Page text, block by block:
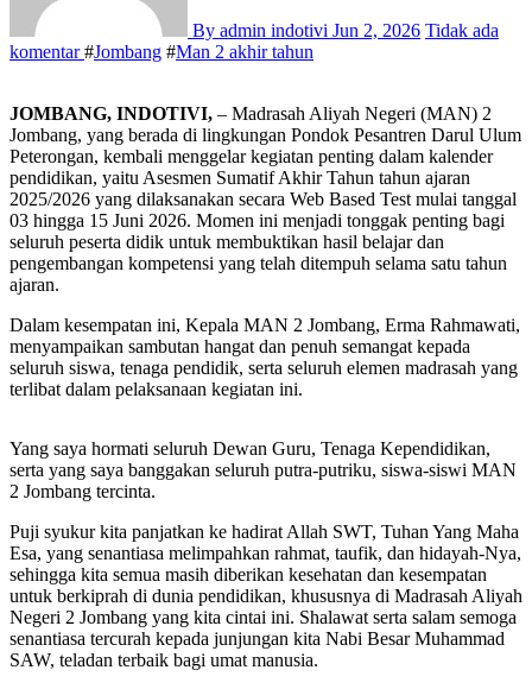
By admin indotivi Jun 2, 2026 Tidak ada
komentar#Jombang #Man 2 akhir tahun
JOMBANG, INDOTIVI, – Madrasah Aliyah Negeri (MAN) 2
Jombang, yang berada di lingkungan Pondok Pesantren Darul Ulum
Peterongan, kembali menggelar kegiatan penting dalam kalender
pendidikan, yaitu Asesmen Sumatif Akhir Tahun tahun ajaran
2025/2026 yang dilaksanakan secara Web Based Test mulai tanggal
03 hingga 15 Juni 2026. Momen ini menjadi tonggak penting bagi
seluruh peserta didik untuk membuktikan hasil belajar dan
pengembangan kompetensi yang telah ditempuh selama satu tahun
ajaran.
Dalam kesempatan ini, Kepala MAN 2 Jombang, Erma Rahmawati,
menyampaikan sambutan hangat dan penuh semangat kepada
seluruh siswa, tenaga pendidik, serta seluruh elemen madrasah yang
terlibat dalam pelaksanaan kegiatan ini.
Yang saya hormati seluruh Dewan Guru, Tenaga Kependidikan,
serta yang saya banggakan seluruh putra-putriku, siswa-siswi MAN
2 Jombang tercinta.
Puji syukur kita panjatkan ke hadirat Allah SWT, Tuhan Yang Maha
Esa, yang senantiasa melimpahkan rahmat, taufik, dan hidayah-Nya,
sehingga kita semua masih diberikan kesehatan dan kesempatan
untuk berkiprah di dunia pendidikan, khususnya di Madrasah Aliyah
Negeri 2 Jombang yang kita cintai ini. Shalawat serta salam semoga
senantiasa tercurah kepada junjungan kita Nabi Besar Muhammad
SAW, teladan terbaik bagi umat manusia.